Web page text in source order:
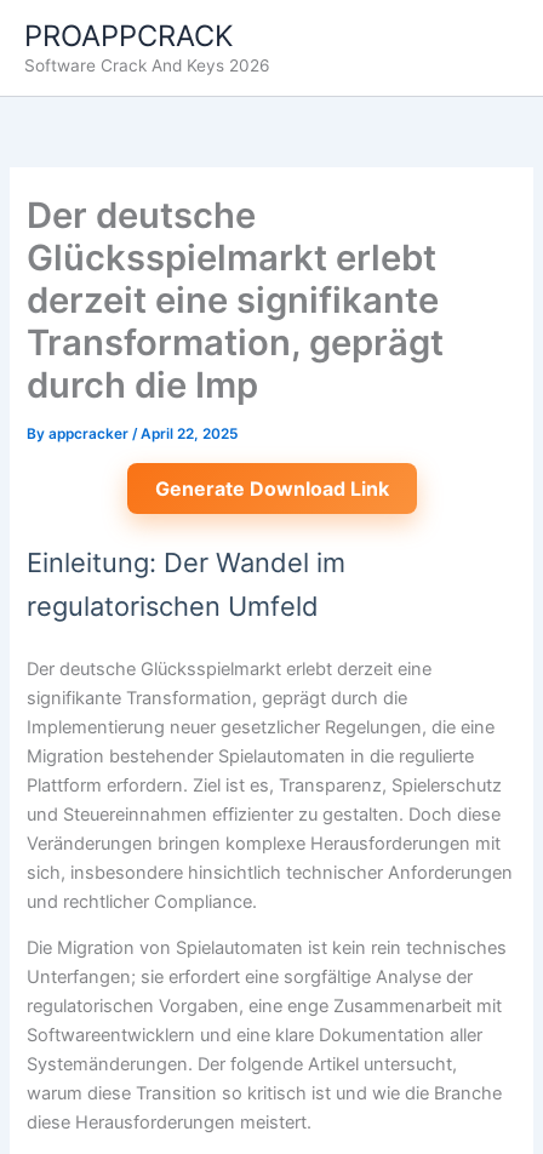
content
PROAPPCRACK
Software Crack And Keys 2026
Der deutsche
Glücksspielmarkt erlebt
derzeit eine signifikante
Transformation, geprägt
durch die Imp
Byappcracker/April 22, 2025
Generate Download Link
Einleitung: Der Wandel im
regulatorischen Umfeld
Der deutsche Glücksspielmarkt erlebt derzeit eine
signifikante Transformation, geprägt durch die
Implementierung neuer gesetzlicher Regelungen, die eine
Migration bestehender Spielautomaten in die regulierte
Plattform erfordern. Ziel ist es, Transparenz, Spielerschutz
und Steuereinnahmen effizienter zu gestalten. Doch diese
Veränderungen bringen komplexe Herausforderungen mit
sich, insbesondere hinsichtlich technischer Anforderungen
und rechtlicher Compliance.
Die Migration von Spielautomaten ist kein rein technisches
Unterfangen; sie erfordert eine sorgfältige Analyse der
regulatorischen Vorgaben, eine enge Zusammenarbeit mit
Softwareentwicklern und eine klare Dokumentation aller
Systemänderungen. Der folgende Artikel untersucht,
warum diese Transition so kritisch ist und wie die Branche
diese Herausforderungen meistert.